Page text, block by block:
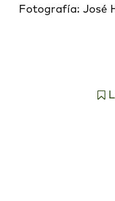
Fotografía: José